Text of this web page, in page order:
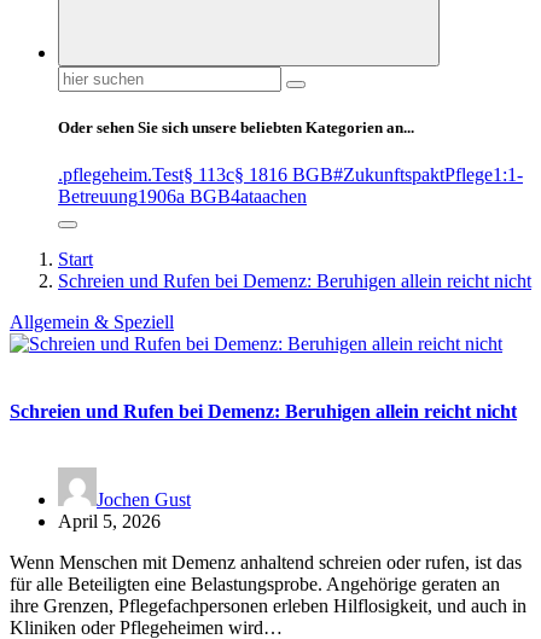
Suchen
nach:
Oder sehen Sie sich unsere beliebten Kategorien an...
.pflegeheim.Test§ 113c§ 1816 BGB#ZukunftspaktPflege1:1-
Betreuung1906a BGB4ataachen
Start
Schreien und Rufen bei Demenz: Beruhigen allein reicht nicht
Allgemein & Speziell
Schreien und Rufen bei Demenz: Beruhigen allein reicht nicht
Jochen Gust
April 5, 2026
Wenn Menschen mit Demenz anhaltend schreien oder rufen, ist das
für alle Beteiligten eine Belastungsprobe. Angehörige geraten an
ihre Grenzen, Pflegefachpersonen erleben Hilflosigkeit, und auch in
Kliniken oder Pflegeheimen wird…